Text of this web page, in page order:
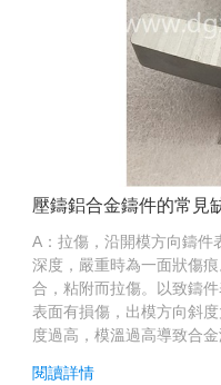
壓鑄鋁合金鑄件的常見
A：拉傷，沿開模方向鑄件
深度，嚴重時為一面狀傷
合，粘附而拉傷。以致鑄
表面有損傷，出模方向斜
度過高，模溫過高導致合金
閱讀詳情